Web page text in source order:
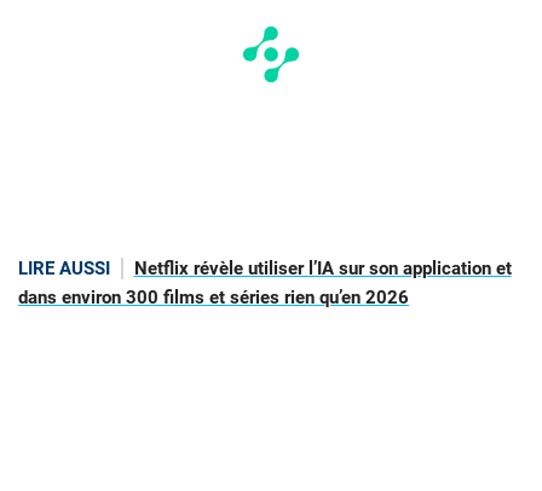
LIRE AUSSI
Netflix révèle utiliser l’IA sur son application et
dans environ 300 films et séries rien qu’en 2026